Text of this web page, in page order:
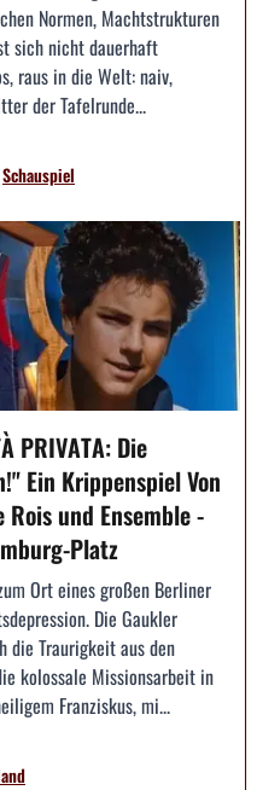
Normen, Machtstrukturen
sich nicht dauerhaft
raus in die Welt: naiv,
der Tafelrunde...
Schauspiel
PRIVATA: Die
Ein Krippenspiel Von
und Ensemble -
Platz
Ort eines großen Berliner
Die Gaukler
die Traurigkeit aus den
kolossale Missionsarbeit in
Franziskus, mi...